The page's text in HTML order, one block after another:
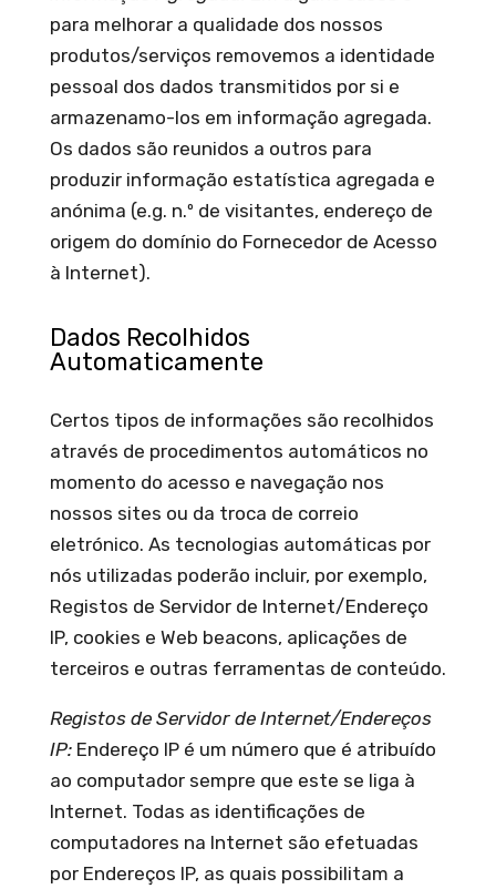
para melhorar a qualidade dos nossos
produtos/serviços removemos a identidade
pessoal dos dados transmitidos por si e
armazenamo-los em informação agregada.
Os dados são reunidos a outros para
produzir informação estatística agregada e
anónima (e.g. n.º de visitantes, endereço de
origem do domínio do Fornecedor de Acesso
à Internet).
Dados Recolhidos
Automaticamente
Certos tipos de informações são recolhidos
através de procedimentos automáticos no
momento do acesso e navegação nos
nossos sites ou da troca de correio
eletrónico. As tecnologias automáticas por
nós utilizadas poderão incluir, por exemplo,
Registos de Servidor de Internet/Endereço
IP, cookies e Web beacons, aplicações de
terceiros e outras ferramentas de conteúdo.
Registos de Servidor de Internet/Endereços
IP: Endereço IP é um número que é atribuído
ao computador sempre que este se liga à
Internet. Todas as identificações de
computadores na Internet são efetuadas
por Endereços IP, as quais possibilitam a